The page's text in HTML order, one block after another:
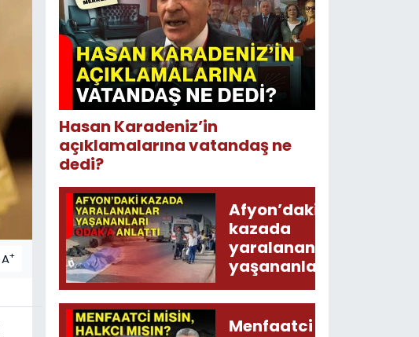
A+
Hasan Karadeniz’in
açıklamalarına vatandaş ne
dedi?
Afyon’daki
kazada
yaralananlar
yaşananları
ODAK’a
anlattı
Menfaatci